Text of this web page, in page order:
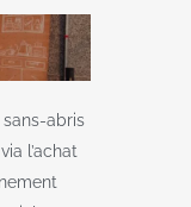
sans-abris
l’achat